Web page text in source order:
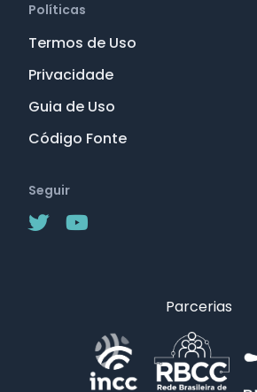
Políticas
Termos de Uso
Privacidade
Guia de Uso
Código Fonte
Seguir
Parcerias